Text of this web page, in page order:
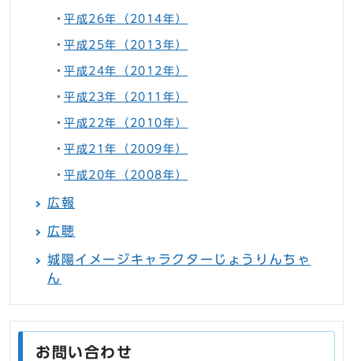
平成26年（2014年）
平成25年（2013年）
平成24年（2012年）
平成23年（2011年）
平成22年（2010年）
平成21年（2009年）
平成20年（2008年）
広報
広聴
城陽イメージキャラクターじょうりんちゃ
ん
お問い合わせ